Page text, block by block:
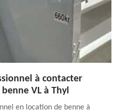
à contacter
VL à Thyl
en location de benne à